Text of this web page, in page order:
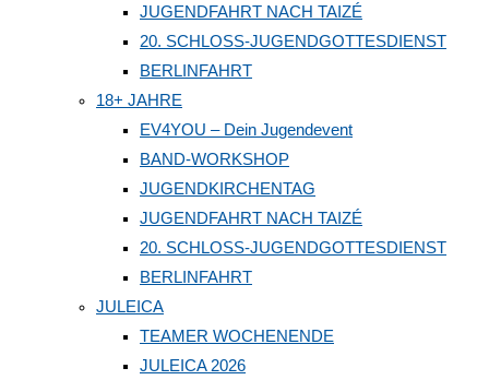
JUGENDFAHRT NACH TAIZÉ
20. SCHLOSS-JUGENDGOTTESDIENST
BERLINFAHRT
18+ JAHRE
EV4YOU – Dein Jugendevent
BAND-WORKSHOP
JUGENDKIRCHENTAG
JUGENDFAHRT NACH TAIZÉ
20. SCHLOSS-JUGENDGOTTESDIENST
BERLINFAHRT
JULEICA
TEAMER WOCHENENDE
JULEICA 2026